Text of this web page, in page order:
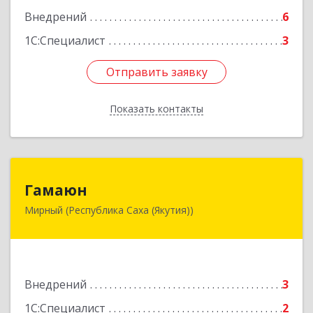
Внедрений
6
1С:Специалист
3
Отправить заявку
Показать контакты
Отправить заявку
Назад
Гамаюн
Мирный (Республика Саха (Якутия))
Внедрений
3
1С:Специалист
2
678170, Саха /Якутия/ Респ, Мирнинский у,
Подробнее